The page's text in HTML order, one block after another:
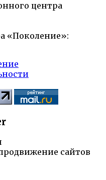
центра
«Поколение»:
сайтов